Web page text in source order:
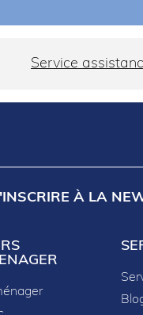
Service
À LA